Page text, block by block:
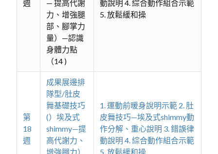
週
— 提高代謝
力、增強腿
部、腳掌力
量）—認識
身體力點
（14 )
動說明 4. 綜合動作組合示範
5. 放鬆緩和操
第
18
週
成果展邊排
隊型/肚皮
舞基礎技巧
(）埃及式
shimmy—提
高代謝力、
增強腿力）
1. 運動前暖身說明示範 2. 肚
皮舞技巧—埃及式shimmy動
作分解、重心說明 3. 錯誤律
動說明 4. 綜合動作組合示範
5. 放鬆緩和操